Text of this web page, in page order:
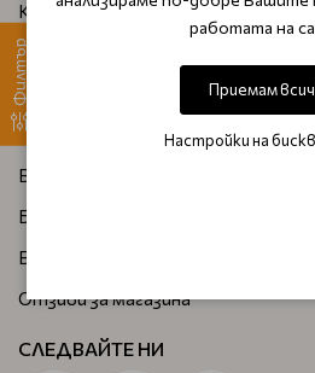
Филтър
Как да поръчам
Лични данни
Условия на ползване
Политика за бисквитки
Ваучери
Блог
Връщане на продукти
Отзиви за магазина
СЛЕДВАЙТЕ НИ
работата на
Приемам
Настройки на